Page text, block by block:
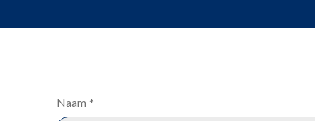
Naam *